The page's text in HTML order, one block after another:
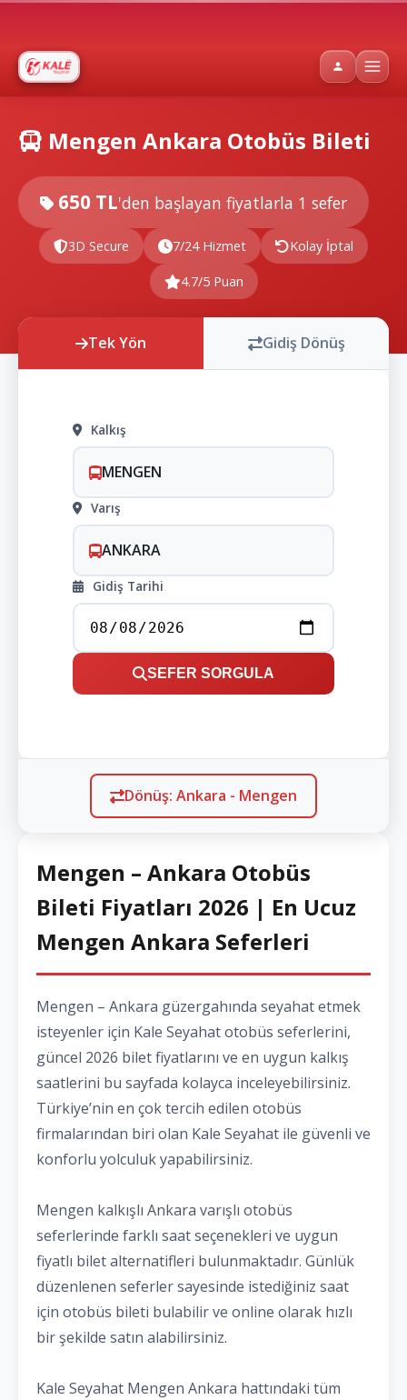
Mengen Ankara Otobüs Bileti
650 TL'den başlayan fiyatlarla 1 sefer
3D Secure 7/24 Hizmet Kolay İptal
4.7/5 Puan
Tek Yön Gidiş Dönüş
Kalkış
MENGEN
Varış
ANKARA
Gidiş Tarihi
SEFER SORGULA
Dönüş: Ankara - Mengen
Mengen – Ankara Otobüs
Bileti Fiyatları 2026 | En Ucuz
Mengen Ankara Seferleri
Mengen – Ankara güzergahında seyahat etmek
isteyenler için Kale Seyahat otobüs seferlerini,
güncel 2026 bilet fiyatlarını ve en uygun kalkış
saatlerini bu sayfada kolayca inceleyebilirsiniz.
Türkiye’nin en çok tercih edilen otobüs
firmalarından biri olan Kale Seyahat ile güvenli ve
konforlu yolculuk yapabilirsiniz.
Mengen kalkışlı Ankara varışlı otobüs
seferlerinde farklı saat seçenekleri ve uygun
fiyatlı bilet alternatifleri bulunmaktadır. Günlük
düzenlenen seferler sayesinde istediğiniz saat
için otobüs bileti bulabilir ve online olarak hızlı
bir şekilde satın alabilirsiniz.
Kale Seyahat Mengen Ankara hattındaki tüm